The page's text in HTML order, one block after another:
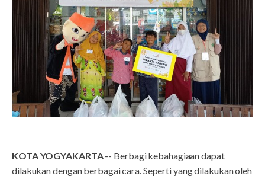
KOTA YOGYAKARTA-- Berbagi kebahagiaan dapat
dilakukan dengan berbagai cara. Seperti yang dilakukan oleh